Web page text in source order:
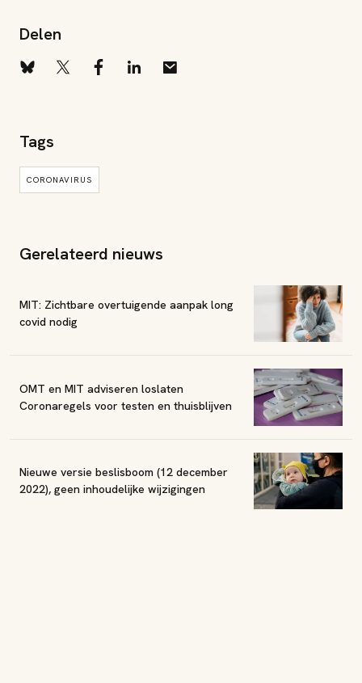
Delen
Tags
CORONAVIRUS
Gerelateerd nieuws
MIT: Zichtbare overtuigende aanpak long
covid nodig
OMT en MIT adviseren loslaten
Coronaregels voor testen en thuisblijven
Nieuwe versie beslisboom (12 december
2022), geen inhoudelijke wijzigingen